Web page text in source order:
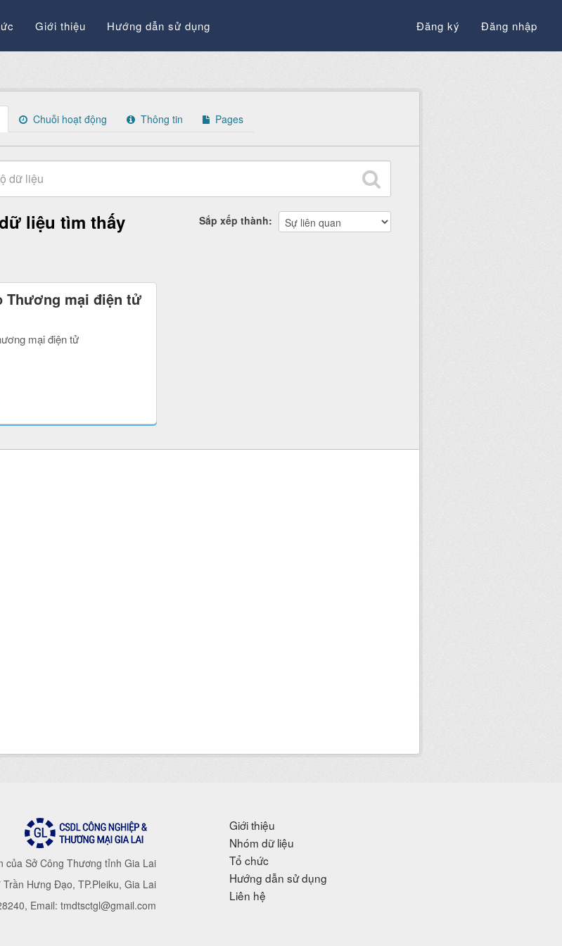
Giới thiệu Hướng dẫn sử dụng Đăng ký Đăng nhập
Chuỗi hoạt động Thông tin Pages
Sắp xếp thành
liệu tìm thấy
Thương mại điện tử
mại điện tử
của Sở Công Thương tỉnh Gia Lai
Hưng Đạo, TP.Pleiku, Gia Lai
Email: tmdtsctgl@gmail.com
Giới thiệu
Nhóm dữ liệu
Tổ chức
Hướng dẫn sử dụng
Liên hệ